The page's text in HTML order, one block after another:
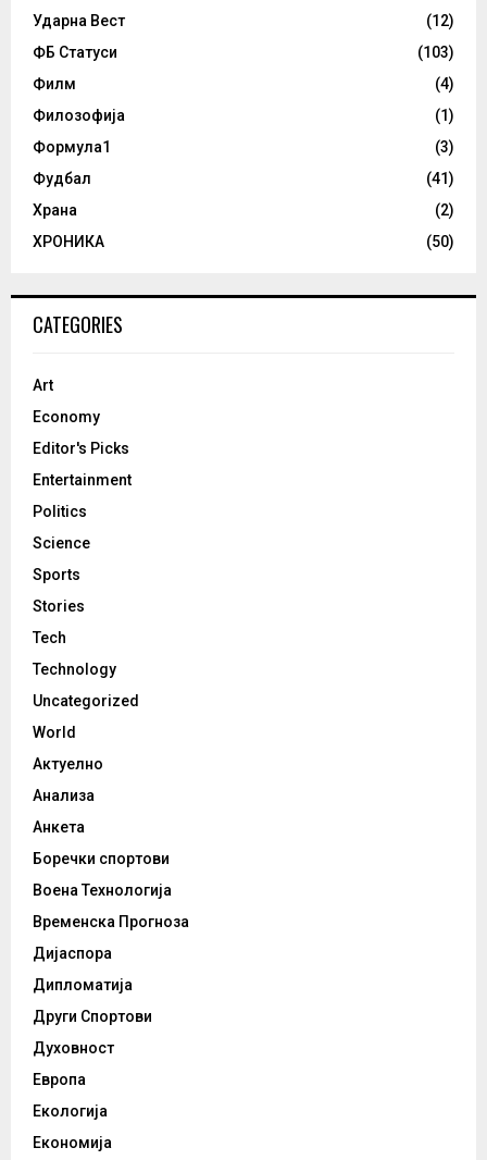
Ударна Вест
(12)
ФБ Статуси
(103)
Филм
(4)
Филозофија
(1)
Формула1
(3)
Фудбал
(41)
Храна
(2)
ХРОНИКА
(50)
CATEGORIES
Art
Economy
Editor's Picks
Entertainment
Politics
Science
Sports
Stories
Tech
Technology
Uncategorized
World
Актуелно
Анализа
Анкета
Боречки спортови
Воена Технологија
Временска Прогноза
Дијаспора
Дипломатија
Други Спортови
Духовност
Европа
Екологија
Економија